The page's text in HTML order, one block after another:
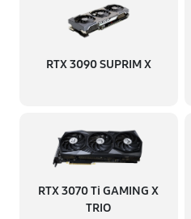
RTX 3090 SUPRIM X
RTX 3070 Ti GAMING X
TRIO